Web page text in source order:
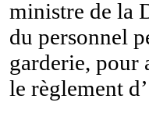
ministre de la
du personnel
garderie, pour
le règlement